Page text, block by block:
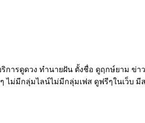
ารดูดวง ทำนายฝัน ตั้งชื่อ ดูฤกษ์ยาม ข่
ไม่มีกลุ่มไลน์ไม่มีกลุ่มเฟส ดูฟรีๆในเว็บ มี